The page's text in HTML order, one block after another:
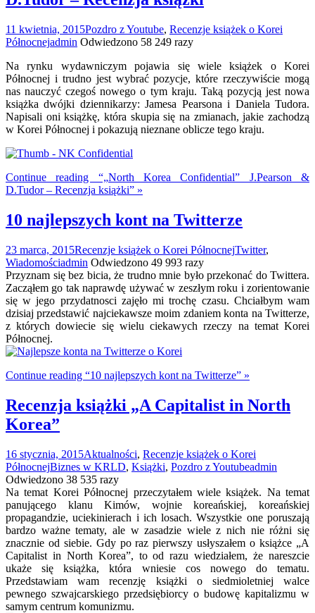
11 kwietnia, 2015Pozdro z Youtube, Recenzje książek o Korei
Północnejadmin Odwiedzono 58 249 razy
Na rynku wydawniczym pojawia się wiele książek o Korei
Północnej i trudno jest wybrać pozycje, które rzeczywiście mogą
nas nauczyć czegoś nowego o tym kraju. Taką pozycją jest nowa
książka dwójki dziennikarzy: Jamesa Pearsona i Daniela Tudora.
Napisali oni książkę, która skupia się na zmianach, jakie zachodzą
w Korei Północnej i pokazują nieznane oblicze tego kraju.
Continue reading “„North Korea Confidential” J.Pearson &
D.Tudor – Recenzja książki” »
10 najlepszych kont na Twitterze
23 marca, 2015Recenzje książek o Korei PółnocnejTwitter,
Wiadomościadmin Odwiedzono 49 993 razy
Przyznam się bez bicia, że trudno mnie było przekonać do Twittera.
Zacząłem go tak naprawdę używać w zeszłym roku i zorientowanie
się w jego przydatnosci zajęło mi trochę czasu. Chciałbym wam
dzisiaj przedstawić najciekawsze moim zdaniem konta na Twitterze,
z których dowiecie się wielu ciekawych rzeczy na temat Korei
Północnej.
Continue reading “10 najlepszych kont na Twitterze” »
Recenzja książki „A Capitalist in North
Korea”
16 stycznia, 2015Aktualności, Recenzje książek o Korei
PółnocnejBiznes w KRLD, Książki, Pozdro z Youtubeadmin
Odwiedzono 38 535 razy
Na temat Korei Północnej przeczytałem wiele książek. Na temat
panującego klanu Kimów, wojnie koreańskiej, koreańskiej
propagandzie, uciekinierach i ich losach. Wszystkie one poruszają
bardzo ważne tematy, ale w zasadzie wiele z nich nie różni się
znacznie od siebie. Gdy po raz pierwszy usłyszałem o książce „A
Capitalist in North Korea”, to od razu wiedziałem, że nareszcie
ukaże się książka, która wniesie cos nowego do tematu.
Przedstawiam wam recenzję książki o siedmioletniej walce
pewnego szwajcarskiego przedsiębiorcy o budowę kapitalizmu w
samym centrum komunizmu.